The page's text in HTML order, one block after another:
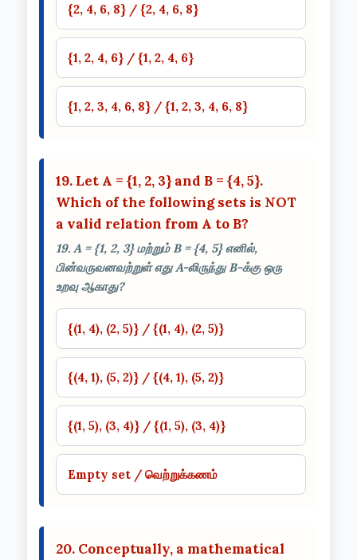
{2, 4, 6, 8} / {2, 4, 6, 8}
{1, 2, 4, 6} / {1, 2, 4, 6}
{1, 2, 3, 4, 6, 8} / {1, 2, 3, 4, 6, 8}
19. Let A = {1, 2, 3} and B = {4, 5}.
Which of the following sets is NOT
a valid relation from A to B?
19. A = {1, 2, 3} மற்றும் B = {4, 5} எனில்,
பின்வருவனவற்றுள் எது A-லிருந்து B-க்கு ஒரு
உறவு ஆகாது?
{(1, 4), (2, 5)} / {(1, 4), (2, 5)}
{(4, 1), (5, 2)} / {(4, 1), (5, 2)}
{(1, 5), (3, 4)} / {(1, 5), (3, 4)}
Empty set / வெற்றுக்கணம்
20. Conceptually, a mathematical